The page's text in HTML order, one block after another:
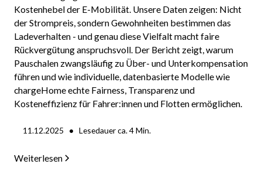
Kostenhebel der E-Mobilität. Unsere Daten zeigen: Nicht
der Strompreis, sondern Gewohnheiten bestimmen das
Ladeverhalten - und genau diese Vielfalt macht faire
Rückvergütung anspruchsvoll. Der Bericht zeigt, warum
Pauschalen zwangsläufig zu Über- und Unterkompensation
führen und wie individuelle, datenbasierte Modelle wie
chargeHome echte Fairness, Transparenz und
Kosteneffizienz für Fahrer:innen und Flotten ermöglichen.
11.12.2025 • Lesedauer ca.4Min.
Weiterlesen